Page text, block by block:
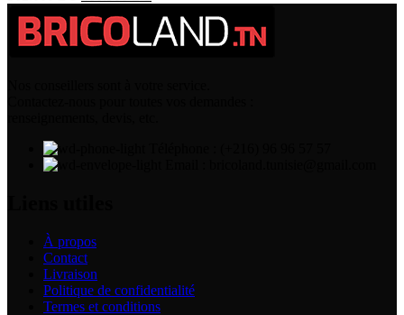
À propos
Contact
Livraison
Politique de confidentialité
Termes et conditions